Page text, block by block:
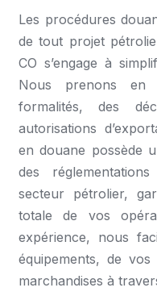
Les procédures
de tout projet
CO s’engage à
Nous prenons en
formalités, des
autorisations
en douane possède
des
secteur pétrolier,
totale de vos
expérience, nous
équipements, de
marchandises à